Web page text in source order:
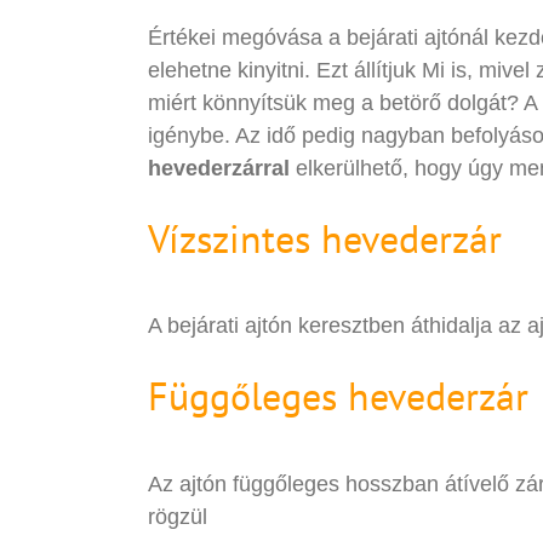
Értékei megóvása a bejárati ajtónál
elehetne kinyitni. Ezt állítjuk Mi is, mivel
miért könnyítsük meg a betörő dolgát?
igénybe. Az idő pedig nagyban
hevederzárral elkerülhető, hogy úgy
Vízszintes hevederzár
A bejárati ajtón keresztben áthidalja az
Függőleges hevederzár
Az ajtón függőleges hosszban átívelő
rögzül